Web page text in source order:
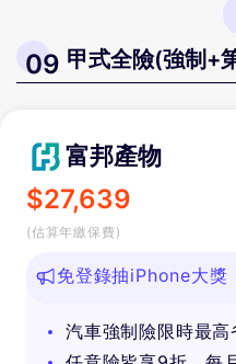
09 甲式全險(強制+
富邦產物
$27,639
(估算年繳保費)
免登錄抽iPhone大獎
汽車強制險限時最